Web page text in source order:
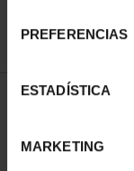
PREFERENCIAS
ESTADÍSTICA
MARKETING